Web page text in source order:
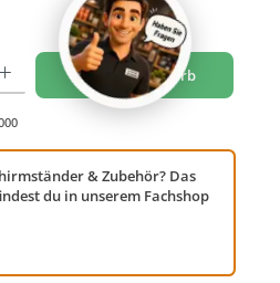
Wert ein oder benutze die Schaltflächen um
In den Warenkorb
& Zubehör? Das
du in unserem Fachshop